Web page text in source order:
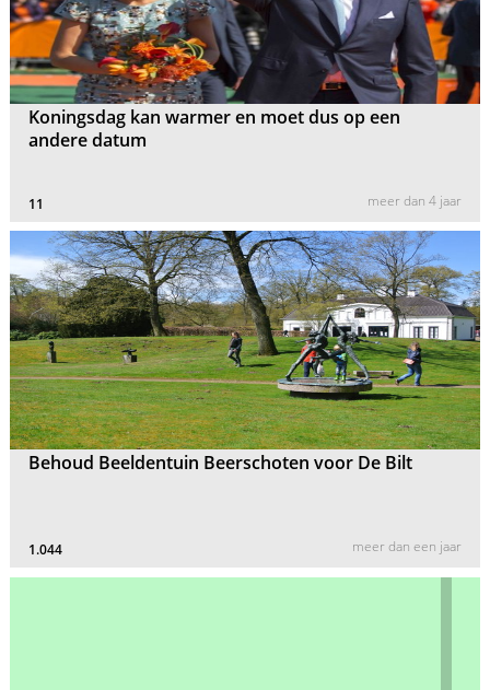
Koningsdag kan warmer en moet dus op een
andere datum
11 meer dan 4 jaar
Behoud Beeldentuin Beerschoten voor De Bilt
1.044 meer dan een jaar